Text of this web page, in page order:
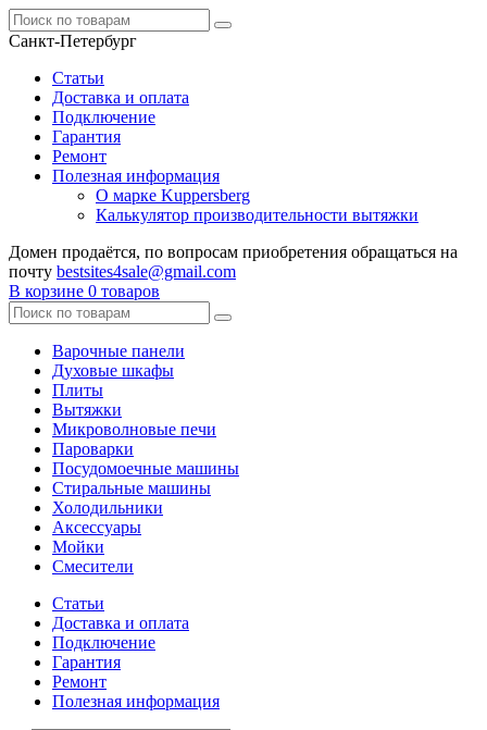
Санкт-Петербург
Статьи
Доставка и оплата
Подключение
Гарантия
Ремонт
Полезная информация
О марке Kuppersberg
Калькулятор производительности вытяжки
Домен продаётся, по вопросам приобретения обращаться на
почту bestsites4sale@gmail.com
В корзине 0 товаров
Варочные панели
Духовые шкафы
Плиты
Вытяжки
Микроволновые печи
Пароварки
Посудомоечные машины
Стиральные машины
Холодильники
Аксессуары
Мойки
Cмесители
Статьи
Доставка и оплата
Подключение
Гарантия
Ремонт
Полезная информация